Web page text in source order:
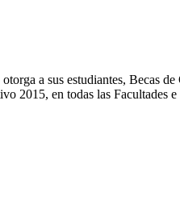
a sus estudiantes, Becas
2015, en todas las Facultades